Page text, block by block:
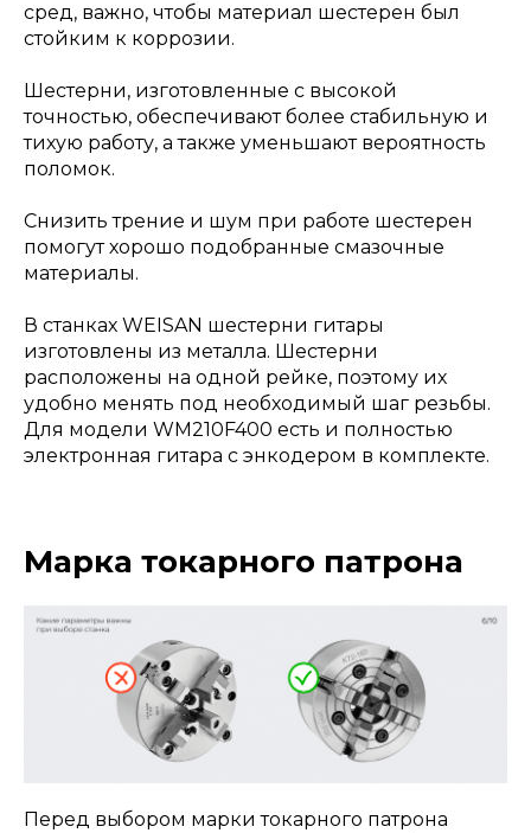
сред, важно, чтобы материал шестерен был
стойким к коррозии.
Шестерни, изготовленные с высокой
точностью, обеспечивают более стабильную и
тихую работу, а также уменьшают вероятность
поломок.
Снизить трение и шум при работе шестерен
помогут хорошо подобранные смазочные
материалы.
В станках WEISAN шестерни гитары
изготовлены из металла. Шестерни
расположены на одной рейке, поэтому их
удобно менять под необходимый шаг резьбы.
Для модели WM210F400 есть и полностью
электронная гитара с энкодером в комплекте.
Марка токарного патрона
Перед выбором марки токарного патрона